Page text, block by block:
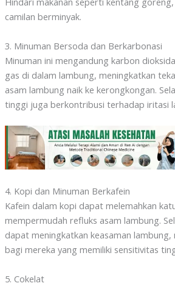
camilan berminyak.
3. Minuman Bersoda dan Berkarbonasi
Minuman ini mengandung karbon
gas di dalam lambung, meningkatkan
asam lambung naik ke kerongkongan.
tinggi juga berkontribusi terhadap iritasi
4. Kopi dan Minuman Berkafein
Kafein dalam kopi dapat melemahkan
mempermudah refluks asam lambung.
dapat meningkatkan keasaman
bagi mereka yang memiliki sensitivitas
5. Cokelat